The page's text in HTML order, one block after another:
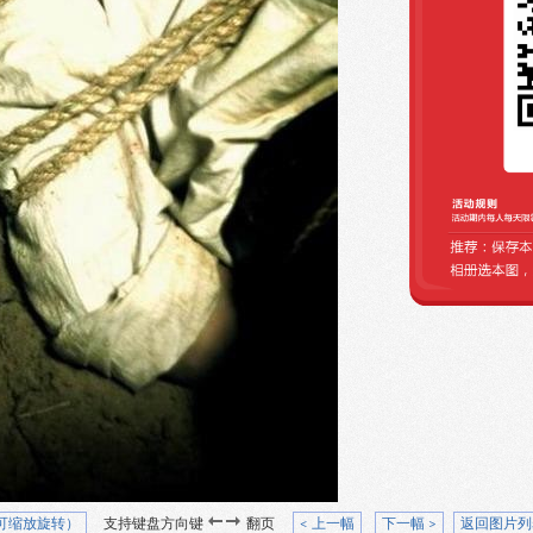
缩放旋转） 支持键盘方向键 翻页 < 上一幅 下一幅 > 返回图片